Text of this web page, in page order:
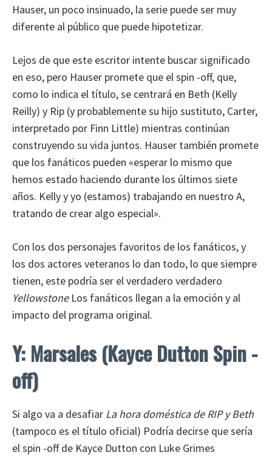
Hauser, un poco insinuado, la serie puede ser muy
diferente al público que puede hipotetizar.
Lejos de que este escritor intente buscar significado
en eso, pero Hauser promete que el spin -off, que,
como lo indica el título, se centrará en Beth (Kelly
Reilly) y Rip (y probablemente su hijo sustituto, Carter,
interpretado por Finn Little) mientras continúan
construyendo su vida juntos. Hauser también promete
que los fanáticos pueden «esperar lo mismo que
hemos estado haciendo durante los últimos siete
años. Kelly y yo (estamos) trabajando en nuestro A,
tratando de crear algo especial».
Con los dos personajes favoritos de los fanáticos, y
los dos actores veteranos lo dan todo, lo que siempre
tienen, este podría ser el verdadero verdadero
YellowstoneLos fanáticos llegan a la emoción y al
impacto del programa original.
Y: Marsales (Kayce Dutton Spin -
off)
Si algo va a desafiar La hora doméstica de RIP y Beth
(tampoco es el título oficial) Podría decirse que sería
el spin -off de Kayce Dutton con Luke Grimes